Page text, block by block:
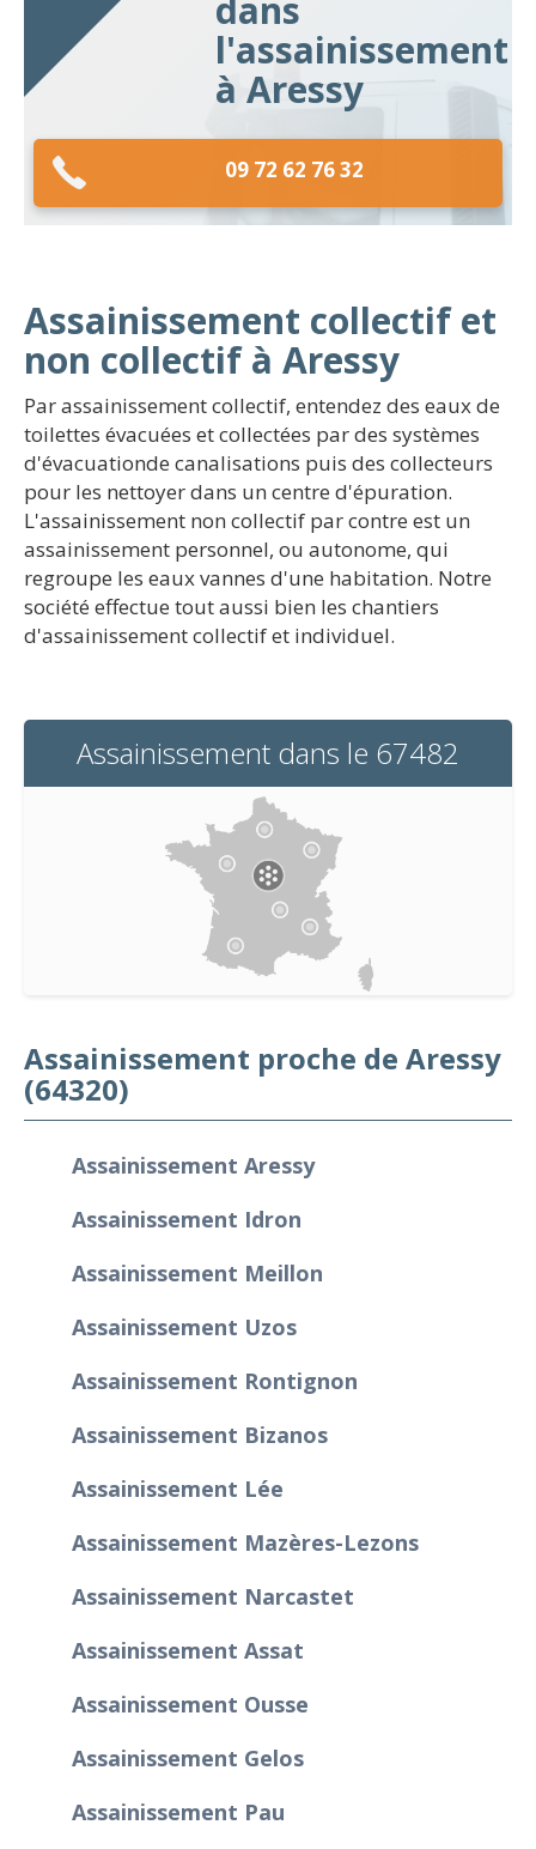
dans
l'assainissement
à Aressy
09 72 62 76 32
Assainissement collectif et
non collectif à Aressy
Par assainissement collectif, entendez des eaux de
toilettes évacuées et collectées par des systèmes
d'évacuationde canalisations puis des collecteurs
pour les nettoyer dans un centre d'épuration.
L'assainissement non collectif par contre est un
assainissement personnel, ou autonome, qui
regroupe les eaux vannes d'une habitation. Notre
société effectue tout aussi bien les chantiers
d'assainissement collectif et individuel.
Assainissement dans le 67482
Assainissement proche de Aressy
(64320)
Assainissement Aressy
Assainissement Idron
Assainissement Meillon
Assainissement Uzos
Assainissement Rontignon
Assainissement Bizanos
Assainissement Lée
Assainissement Mazères-Lezons
Assainissement Narcastet
Assainissement Assat
Assainissement Ousse
Assainissement Gelos
Assainissement Pau